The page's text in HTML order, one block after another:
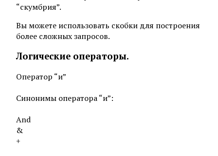
“скумбрия”.
Вы можете использовать скобки для построения
более сложных запросов.
Логические операторы.
Оператор “и”
Синонимы оператора “и”:
And
&
+